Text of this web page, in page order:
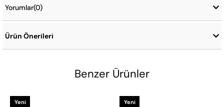
Yorumlar(0)
Ürün Önerileri
Benzer Ürünler
Yeni
Yeni